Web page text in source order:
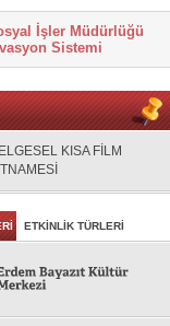
İşler Müdürlüğü
Sistemi
KISA FİLM
ETKİNLİK TÜRLERİ